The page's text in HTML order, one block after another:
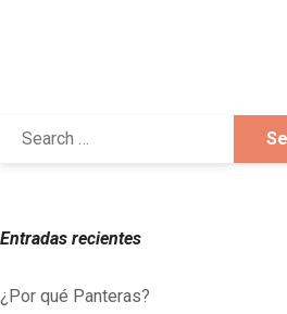
Entradas recientes
¿Por qué Panteras?